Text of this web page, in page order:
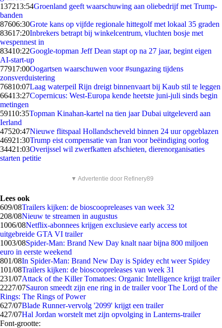
137213:54Groenland geeft waarschuwing aan oliebedrijf met Trump-
banden
87606:30Grote kans op vijfde regionale hittegolf met lokaal 35 graden
83617:20Inbrekers betrapt bij winkelcentrum, vluchten bosje met
wespennest in
83410:22Google-topman Jeff Dean stapt op na 27 jaar, begint eigen
AI-start-up
77917:00Oogartsen waarschuwen voor #sungazing tijdens
zonsverduistering
76810:07Laag waterpeil Rijn dreigt binnenvaart bij Kaub stil te leggen
66413:27Copernicus: West-Europa kende heetste juni-juli sinds begin
metingen
59110:35Topman Kinahan-kartel na tien jaar Dubai uitgeleverd aan
Ierland
47520:47Nieuwe flitspaal Hollandscheveld binnen 24 uur opgeblazen
46921:30Trump eist compensatie van Iran voor beëindiging oorlog
34421:03Overijssel wil zwerfkatten afschieten, dierenorganisaties
starten petitie
▼ Advertentie door Refinery89
Lees ook
609/08Trailers kijken: de bioscoopreleases van week 32
208/08Nieuw te streamen in augustus
1006/08Netflix-abonnees krijgen exclusieve early access tot
uitgebreide GTA VI trailer
1003/08Spider-Man: Brand New Day knalt naar bijna 800 miljoen
euro in eerste weekend
801/08In Spider-Man: Brand New Day is Spidey echt weer Spidey
101/08Trailers kijken: de bioscoopreleases van week 31
231/07Attack of the Killer Tomatoes: Organic Intelligence krijgt trailer
2227/07Sauron smeedt zijn ene ring in de trailer voor The Lord of the
Rings: The Rings of Power
627/07Blade Runner-vervolg '2099' krijgt een trailer
427/07Hal Jordan worstelt met zijn opvolging in Lanterns-trailer
Font-grootte: